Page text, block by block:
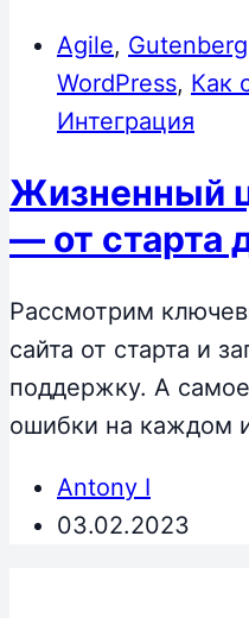
Agile, Gutenberg
WordPress, Как
Интеграция
Жизненный
— от старта
Рассмотрим
сайта от старта и
поддержку. А
ошибки на каждом
Antony I
03.02.2023